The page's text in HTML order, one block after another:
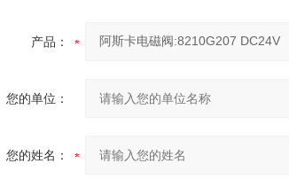
产品：
您的单位：
您的姓名：